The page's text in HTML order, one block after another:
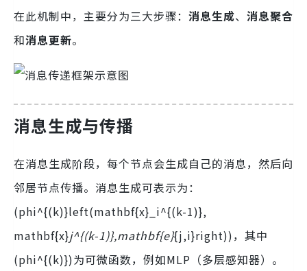
在此机制中，主要分为三大步骤： 消息生成、 消息聚合
和消息更新。
消息生成与传播
在消息生成阶段，每个节点会生成自己的消息，然后向
邻居节点传播。消息生成可表示为：
(phi^{(k)}left(mathbf{x}_i^{(k-1)},
mathbf{x}j^{(k-1)},mathbf{e}{j,i}right))，其中
(phi^{(k)})为可微函数，例如MLP（多层感知器）。